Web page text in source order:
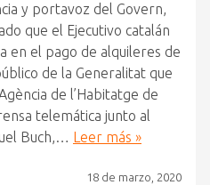
y portavoz del Govern,
que el Ejecutivo catalán
en el pago de alquileres de
de la Generalitat que
de l’Habitatge de
telemática junto al
Buch,… Leer más »
18 de marzo, 2020